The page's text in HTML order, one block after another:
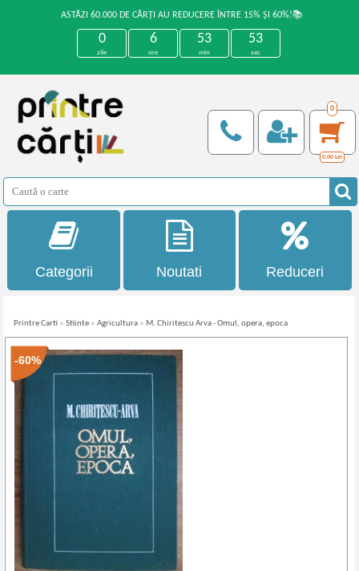
ASTĂZI 60.000 DE CĂRȚI AU REDUCERE ÎNTRE 15% ȘI 60%!📚
0
zile
6
ore
53
min
53
sec
0
0,00 Lei
Categorii Noutati Reduceri
Printre Carti »Stiinte »Agricultura » M. Chiritescu Arva - Omul, opera, epoca
-60%